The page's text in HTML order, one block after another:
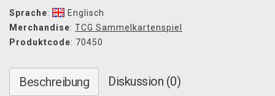
Sprache:
Englisch
Merchandise: TCG Sammelkartenspiel
Produktcode: 70450
Beschreibung Diskussion (0)